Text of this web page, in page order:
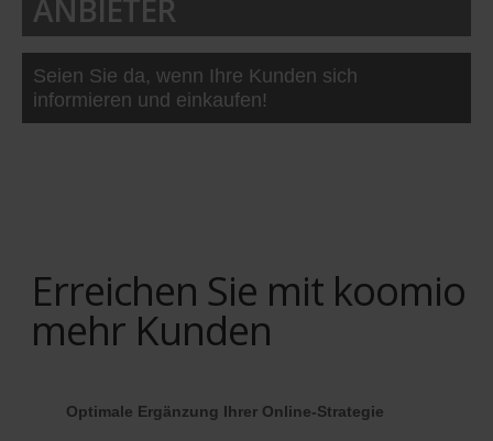
ANBIETER
Seien Sie da, wenn Ihre Kunden sich
informieren und einkaufen!
Erreichen Sie mit koomio
mehr Kunden
Optimale Ergänzung Ihrer Online-Strategie